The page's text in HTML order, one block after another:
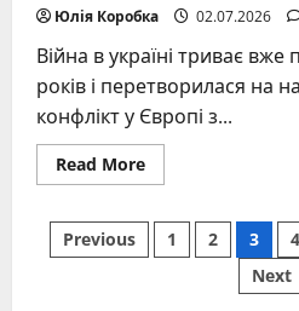
Юлія Коробка 02.07.2026
Війна в україні триває
років і перетворилася на
конфлікт у Європі з...
Read MoreRead
more
україні:
від
Posts
Previous 1 2 3 4
Next